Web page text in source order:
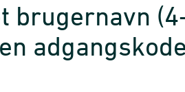
brugernavn